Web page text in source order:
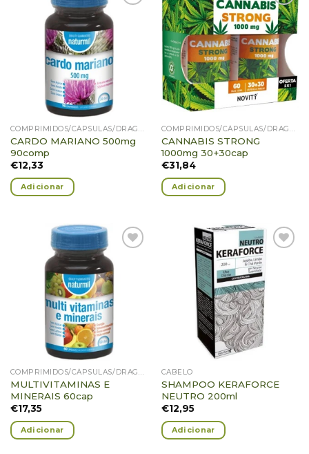
Adicionar
Favoritos
COMPRIMIDOS/CÁPSULAS/DRAGEIAS/PASTILHAS/GOMAS
CARDO MARIANO 500mg
90comp
€12,33
Adicionar
Adicionar
Favoritos
COMPRIMIDOS/CÁPSULAS/DRAGEIAS/PASTILHAS/GOMAS
CANNABIS STRONG
1000mg 30+30cap
€31,84
Adicionar
Adicionar
Favoritos
COMPRIMIDOS/CÁPSULAS/DRAGEIAS/PASTILHAS/GOMAS
MULTIVITAMINAS E
MINERAIS 60cap
€17,35
Adicionar
Adicionar
Favoritos
CABELO
SHAMPOO KERAFORCE
NEUTRO 200ml
€12,95
Adicionar